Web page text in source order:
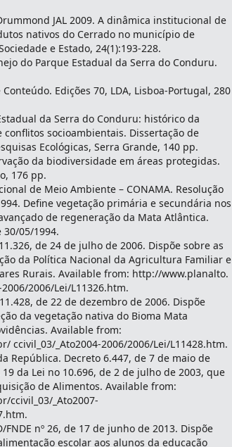
JAL 2009. A dinâmica institucional de
nativos do Cerrado no município de
e Estado, 24(1):193-228.
do Parque Estadual da Serra do Conduru.
Edições 70, LDA, Lisboa-Portugal, 280
da Serra do Conduru: histórico da
socioambientais. Dissertação de
Ecológicas, Serra Grande, 140 pp.
da biodiversidade em áreas protegidas.
176 pp.
de Meio Ambiente – CONAMA. Resolução
Define vegetação primária e secundária nos
de regeneração da Mata Atlântica.
05/1994.
de 24 de julho de 2006. Dispõe sobre as
da Política Nacional da Agricultura Familiar e
Rurais. Available from: http://www.planalto.
2006/Lei/L11326.htm.
de 22 de dezembro de 2006. Dispõe
da vegetação nativa do Bioma Mata
Available from:
ccivil_03/_Ato2004-2006/2006/Lei/L11428.htm.
República. Decreto 6.447, de 7 de maio de
da Lei no 10.696, de 2 de julho de 2003, que
de Alimentos. Available from:
ccivil_03/_Ato2007-
FNDE nº 26, de 17 de junho de 2013. Dispõe
escolar aos alunos da educação